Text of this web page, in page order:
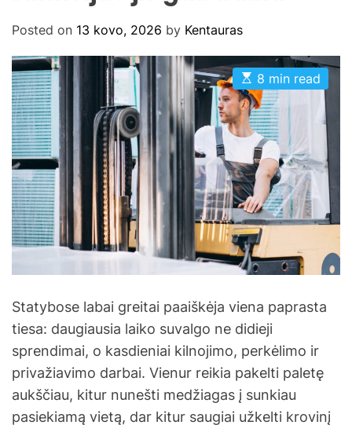
Posted on 13 kovo, 2026 by Kentauras
E
s
t
i
m
a
e
d
r
e
a
d
t
i
m
e
8 min read
Statybose labai greitai paaiškėja viena paprasta
tiesa: daugiausia laiko suvalgo ne didieji
sprendimai, o kasdieniai kilnojimo, perkėlimo ir
privažiavimo darbai. Vienur reikia pakelti paletę
aukščiau, kitur nunešti medžiagas į sunkiau
pasiekiamą vietą, dar kitur saugiai užkelti krovinį